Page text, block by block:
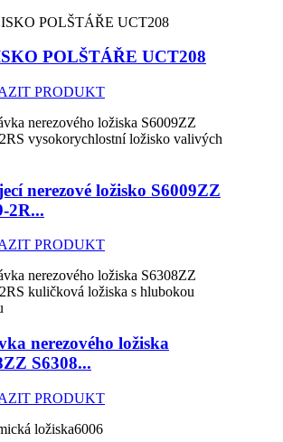
POLŠTÁŘE UCT208
PRODUKT
nerezové ložisko S6009ZZ
2R...
PRODUKT
nerezového ložiska
S6308...
PRODUKT